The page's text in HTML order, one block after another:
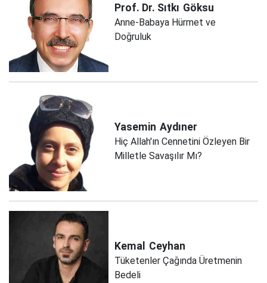
Prof. Dr. Sıtkı Göksu
Anne-Babaya Hürmet ve
Doğruluk
Yasemin Aydıner
Hiç Allah'ın Cennetini Özleyen Bir
Milletle Savaşılır Mı?
Kemal Ceyhan
Tüketenler Çağında Üretmenin
Bedeli